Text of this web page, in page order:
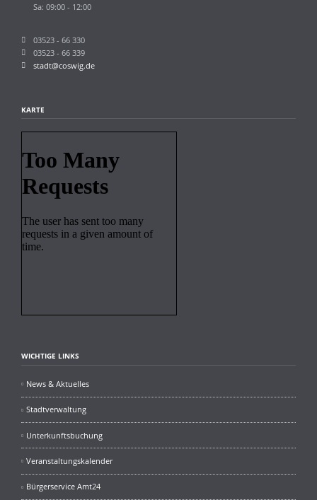
Sa: 09:00 - 12:00
03523 - 66 330
03523 - 66 339
stadt@coswig.de
KARTE
WICHTIGE LINKS
News & Aktuelles
Stadtverwaltung
Unterkunftsbuchung
Veranstaltungskalender
Bürgerservice Amt24